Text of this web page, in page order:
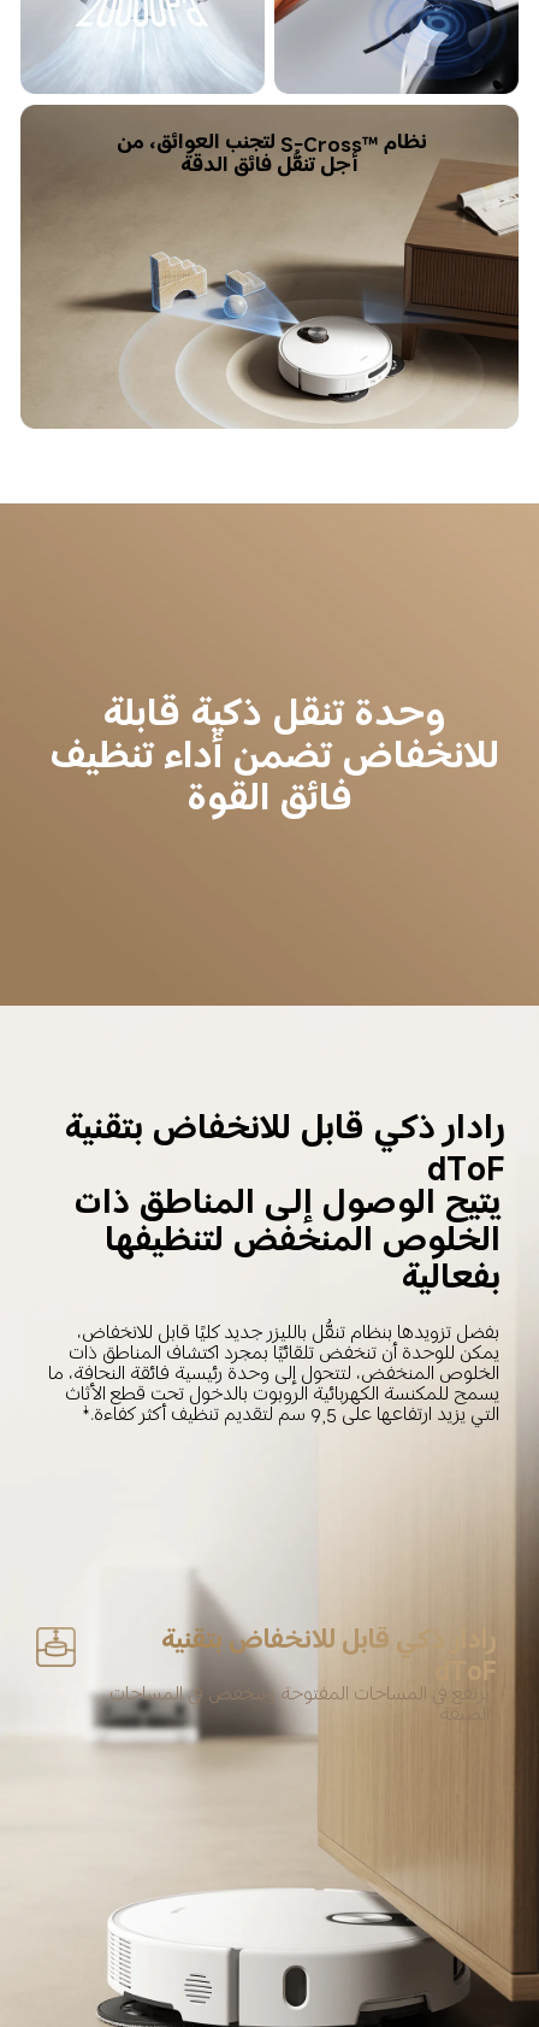
نظام S-Cross™‎ لتجنب العوائق، من
أجل تنقُّل فائق الدقة
وحدة تنقل ذكية قابلة
للانخفاض تضمن أداء تنظيف
فائق القوة
رادار ذكي قابل للانخفاض بتقنية
dToF
يتيح الوصول إلى المناطق ذات
الخلوص المنخفض لتنظيفها
بفعالية
بفضل تزويدها بنظام تنقُّل بالليزر جديد كليًا قابل للانخفاض،
يمكن للوحدة أن تنخفض تلقائيًا بمجرد اكتشاف المناطق ذات
الخلوص المنخفض، لتتحول إلى وحدة رئيسية فائقة النحافة، ما
يسمح للمكنسة الكهربائية الروبوت بالدخول تحت قطع الأثاث
التي يزيد ارتفاعها على 9,5 سم لتقديم تنظيف أكثر كفاءة.*
1
رادار ذكي قابل للانخفاض بتقنية
dToF
يرتفع في المساحات المفتوحة وينخفض في المساحات
الضيقة